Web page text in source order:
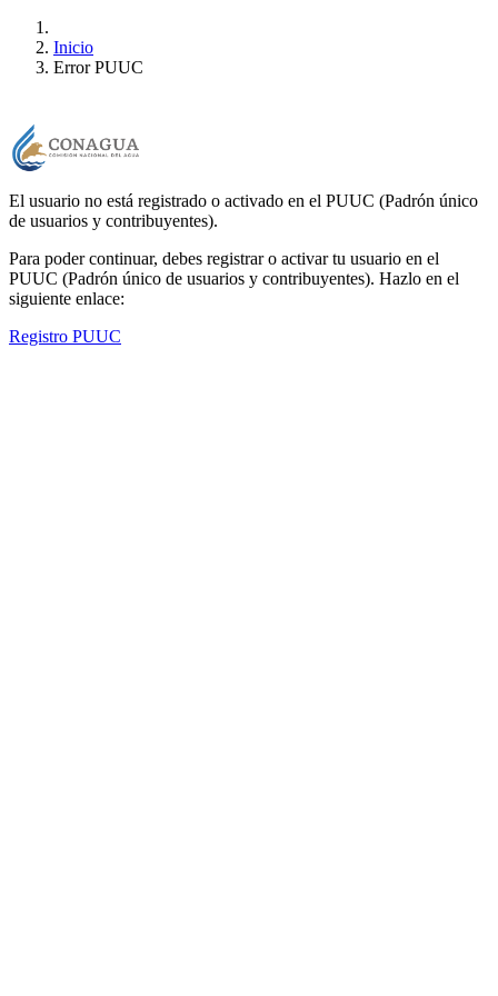
Inicio
Error PUUC
El usuario no está registrado o activado en el PUUC (Padrón único
de usuarios y contribuyentes).
Para poder continuar, debes registrar o activar tu usuario en el
PUUC (Padrón único de usuarios y contribuyentes). Hazlo en el
siguiente enlace:
Registro PUUC